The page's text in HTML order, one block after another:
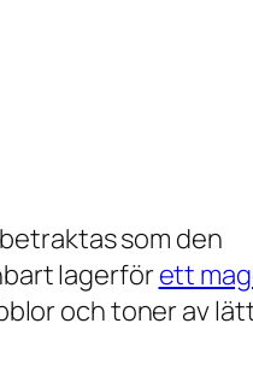
som den
lagerför ett
och toner av